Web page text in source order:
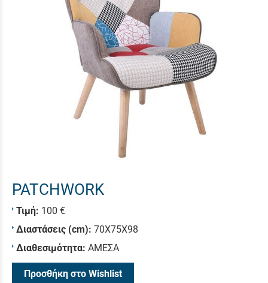
PATCHWORK
Τιμή: 100 €
Διαστάσεις (cm): 70Χ75Χ98
Διαθεσιμότητα: ΑΜΕΣΑ
Προσθήκη στο Wishlist